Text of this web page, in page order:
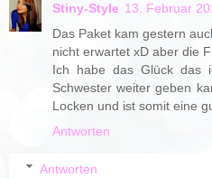
Stiny-Style 13. Februar
Das Paket kam gestern
nicht erwartet xD aber die
Ich habe das Glück das
Schwester weiter geben
Locken und ist somit eine
Antworten
Antworten